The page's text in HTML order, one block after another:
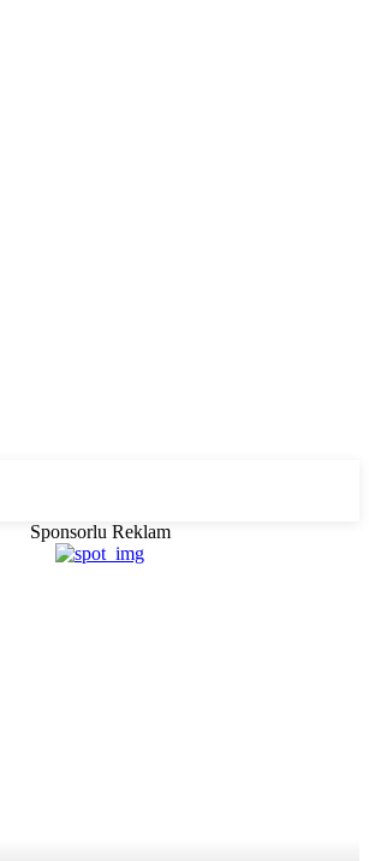
Sponsorlu Reklam